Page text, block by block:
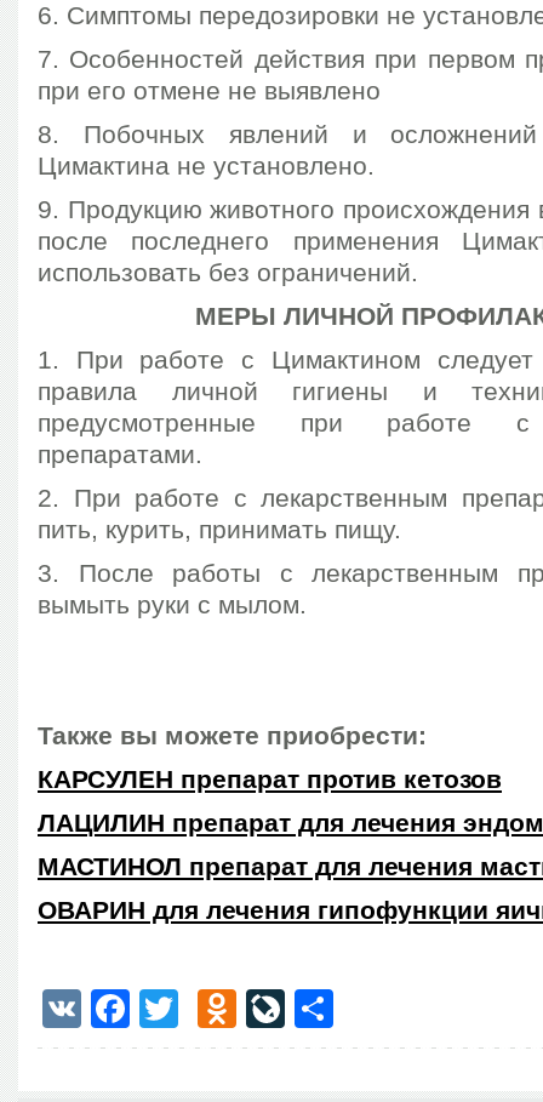
6. Симптомы передозировки не
7. Особенностей действия при первом
при его отмене не выявлено
8. Побочных явлений и
Цимактина не установлено.
9. Продукцию животного происхождения
после последнего применения
использовать без ограничений.
МЕРЫ ЛИЧНОЙ
1. При работе с Цимактином
правила личной гигиены и
предусмотренные при работе с
препаратами.
2. При работе с лекарственным
пить, курить, принимать пищу.
3. После работы с лекарственным
вымыть руки с мылом.
Также вы можете приобрести:
КАРСУЛЕН препарат против кетозов
ЛАЦИЛИН препарат для лечения
МАСТИНОЛ препарат для лечения
ОВАРИН для лечения гипофункции
VK Facebook
TwitterOdnoklassniki
LiveJournal